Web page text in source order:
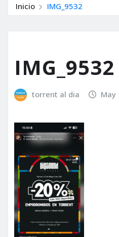
Inicio IMG_9532
IMG_9532
torrent al dia May